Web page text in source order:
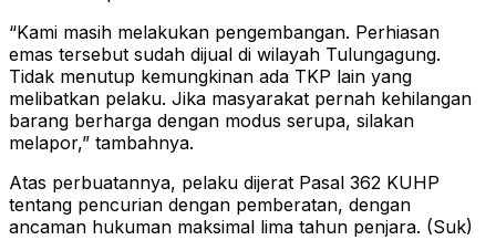
“Kami masih melakukan pengembangan. Perhiasan
emas tersebut sudah dijual di wilayah Tulungagung.
Tidak menutup kemungkinan ada TKP lain yang
melibatkan pelaku. Jika masyarakat pernah kehilangan
barang berharga dengan modus serupa, silakan
melapor,” tambahnya.
Atas perbuatannya, pelaku dijerat Pasal 362 KUHP
tentang pencurian dengan pemberatan, dengan
ancaman hukuman maksimal lima tahun penjara. (Suk)